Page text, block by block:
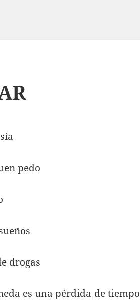
pedo
drogas
es una pérdida de tiempo